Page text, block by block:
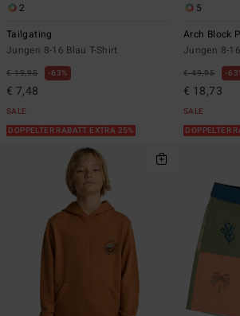
2
Tailgating
Jungen 8-16 Blau T-Shirt
€ 19,95 63%
€ 7,48
SALE
DOPPELTER RABATT EXTRA 25%
5
Arch Block
Jungen 8-
€ 49,95
€ 18,73
SALE
DOPPELTER